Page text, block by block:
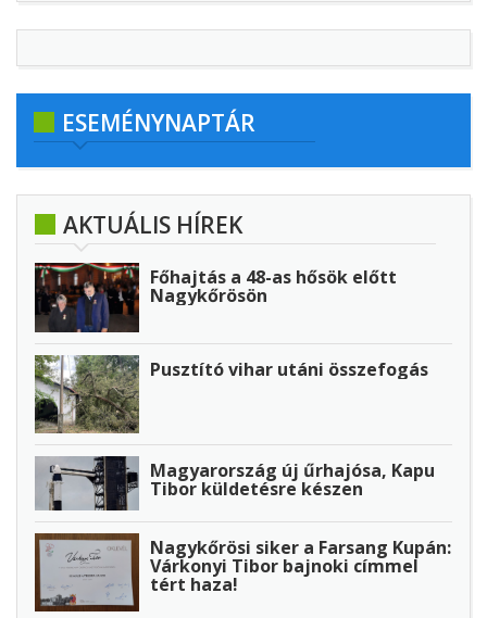
ESEMÉNYNAPTÁR
AKTUÁLIS HÍREK
Főhajtás a 48-as hősök előtt
Nagykőrösön
Pusztító vihar utáni összefogás
Magyarország új űrhajósa, Kapu
Tibor küldetésre készen
Nagykőrösi siker a Farsang Kupán:
Várkonyi Tibor bajnoki címmel
tért haza!